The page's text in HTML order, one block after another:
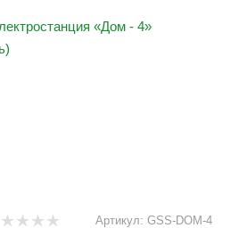
Артикул: GSS-DOM-4